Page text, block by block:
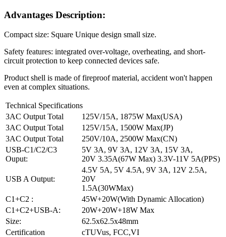
Advantages Description:
Compact size: Square Unique design small size.
Safety features: integrated over-voltage, overheating, and short-
circuit protection to keep connected devices safe.
Product shell is made of fireproof material, accident won't happen
even at complex situations.
Technical Specifications
3AC Output Total
125V/15A, 1875W Max(USA)
3AC Output Total
125V/15A, 1500W Max(JP)
3AC Output Total
250V/10A, 2500W Max(CN)
USB-C1/C2/C3
Ouput:
5V 3A, 9V 3A, 12V 3A, 15V 3A,
20V 3.35A(67W Max) 3.3V-11V 5A(PPS)
USB A Output:
4.5V 5A, 5V 4.5A, 9V 3A, 12V 2.5A,
20V
1.5A(30WMax)
C1+C2 :
45W+20W(With Dynamic Allocation)
C1+C2+USB-A:
20W+20W+18W Max
Size:
62.5x62.5x48mm
Certification
cTUVus, FCC,VI